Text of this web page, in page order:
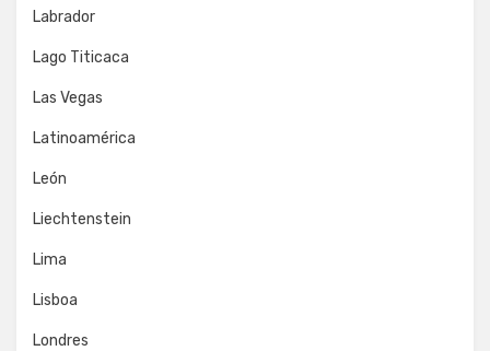
Labrador
Lago Titicaca
Las Vegas
Latinoamérica
León
Liechtenstein
Lima
Lisboa
Londres